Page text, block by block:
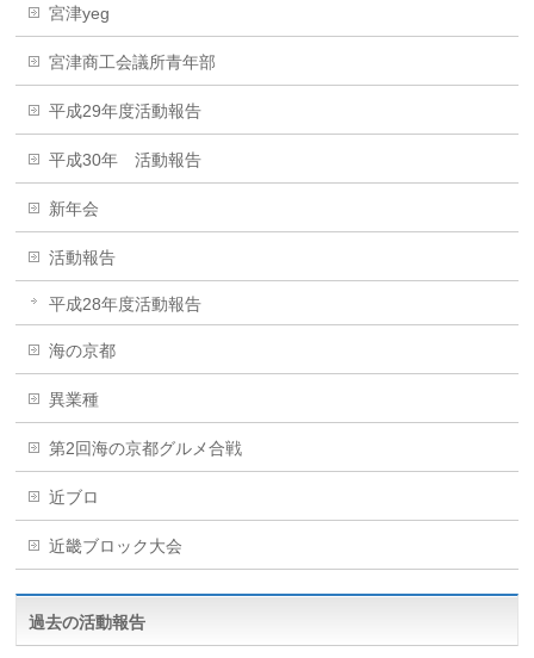
宮津yeg
宮津商工会議所青年部
平成29年度活動報告
平成30年 活動報告
新年会
活動報告
平成28年度活動報告
海の京都
異業種
第2回海の京都グルメ合戦
近ブロ
近畿ブロック大会
過去の活動報告